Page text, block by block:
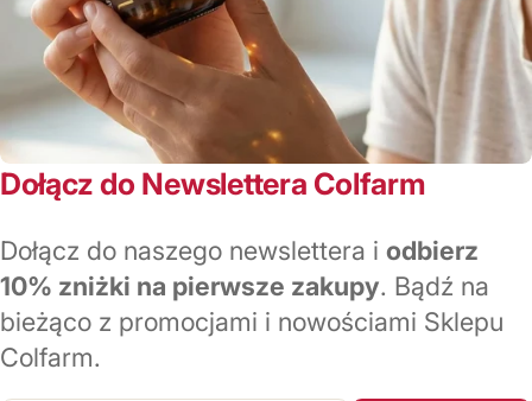
Dołącz do Newslettera Colfarm
Dołącz do naszego newslettera i odbierz
10% zniżki na pierwsze zakupy. Bądź na
bieżąco z promocjami i nowościami Sklepu
Colfarm.